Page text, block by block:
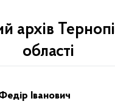
архів
області
Іванович